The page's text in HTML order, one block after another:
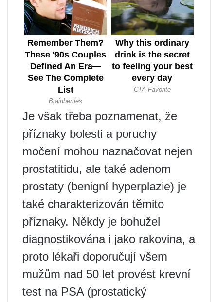
Je však třeba poznamenat, že
příznaky bolesti a poruchy
močení mohou naznačovat nejen
prostatitidu, ale také adenom
prostaty (benigní hyperplazie) je
také charakterizován těmito
příznaky. Někdy je bohužel
diagnostikována i jako rakovina, a
proto lékaři doporučují všem
mužům nad 50 let provést krevní
test na PSA (prostatický